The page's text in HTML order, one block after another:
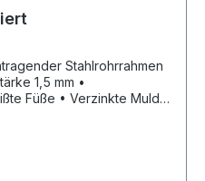
Stahlrohrrahmen
1,5 mm •
Mulde,
einer Reklamation